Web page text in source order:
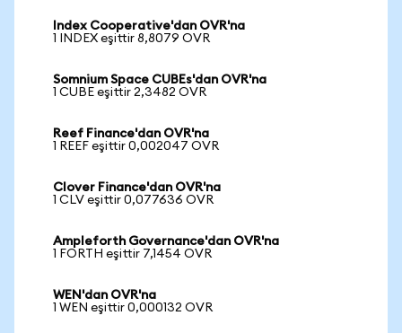
Index Cooperative'dan OVR'na
1 INDEX eşittir 8,8079 OVR
Somnium Space CUBEs'dan OVR'na
1 CUBE eşittir 2,3482 OVR
Reef Finance'dan OVR'na
1 REEF eşittir 0,002047 OVR
Clover Finance'dan OVR'na
1 CLV eşittir 0,077636 OVR
Ampleforth Governance'dan OVR'na
1 FORTH eşittir 7,1454 OVR
WEN'dan OVR'na
1 WEN eşittir 0,000132 OVR